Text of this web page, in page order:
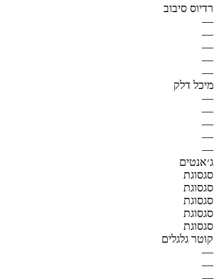
רדיוס סיבוב
—
—
—
—
—
מיכל דלק
—
—
—
—
—
ג׳אנטים
סגסוגת
סגסוגת
סגסוגת
סגסוגת
סגסוגת
קוטר גלגלים
—
—